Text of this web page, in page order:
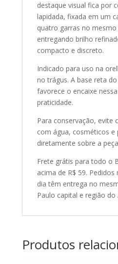
destaque visual fica por
lapidada, fixada em um
quatro garras no
entregando brilho
compacto e discreto.
Indicado para uso na
no trágus. A base reta
favorece o encaixe
praticidade.
Para conservação, evite
com água, cosméticos e
diretamente sobre a
Frete grátis para todo o
acima de R$ 59.
dia têm entrega no
Paulo capital e região do
Produtos